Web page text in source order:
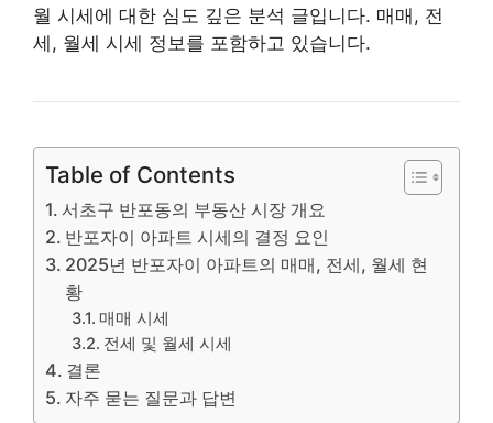
월 시세에 대한 심도 깊은 분석 글입니다. 매매, 전
세, 월세 시세 정보를 포함하고 있습니다.
Table of Contents
서초구 반포동의 부동산 시장 개요
반포자이 아파트 시세의 결정 요인
2025년 반포자이 아파트의 매매, 전세, 월세 현
황
매매 시세
전세 및 월세 시세
결론
자주 묻는 질문과 답변